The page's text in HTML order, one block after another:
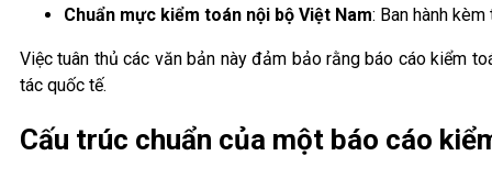
Chuẩn mực kiểm toán nội bộ Việt Nam: Ban hành
Việc tuân thủ các văn bản này đảm bảo rằng báo cáo kiểm
tác quốc tế.
Cấu trúc chuẩn của một báo cáo